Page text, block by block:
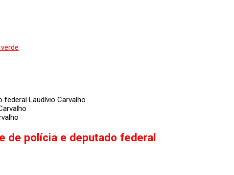
Laudívio Carvalho
de polícia e deputado federal